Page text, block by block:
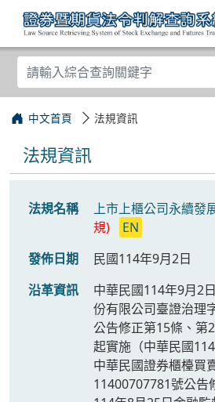
中文首頁 法規資訊
法規資訊
法規名稱 上市上櫃公司永續發
規)
EN
發佈日期
民國114年9月2日
沿革資訊
中華民國114年9月2
份有限公司臺證治理
公告修正第15條、第
起實施（中華民國
中華民國證券櫃檯買
11400707781號公告